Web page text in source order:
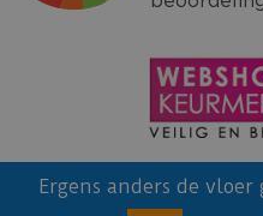
Ergens anders de vloer